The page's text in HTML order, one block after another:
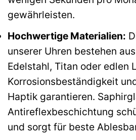
gewährleisten.
Hochwertige Materialien:
unserer Uhren bestehen
Edelstahl, Titan oder edlen
Korrosionsbeständigkeit
Haptik garantieren.
Antireflexbeschichtung
und sorgt für beste